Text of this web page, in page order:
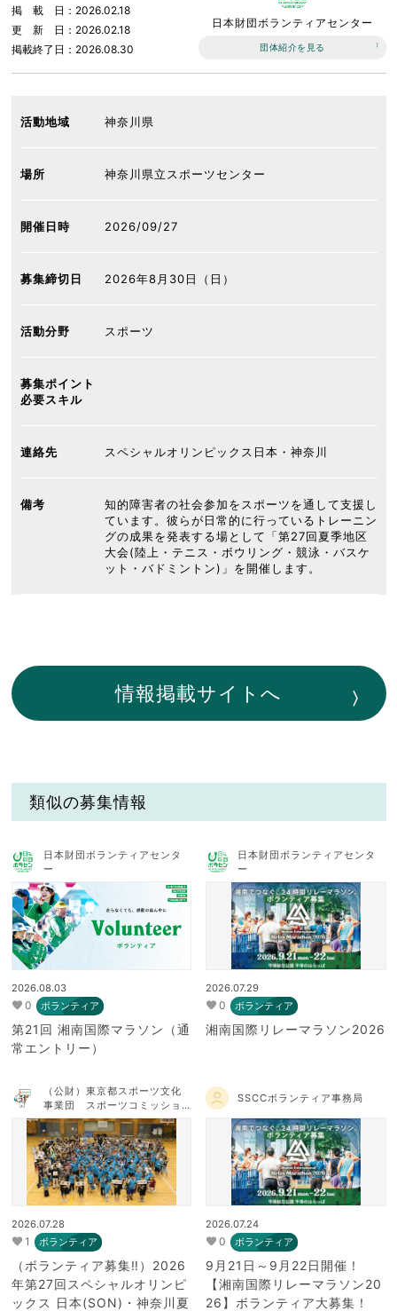
掲載日
2026.02.18
更新日
2026.02.18
掲載終了日
2026.08.30
日本財団ボランティアセンター
団体紹介を見る
活動地域 神奈川県
場所 神奈川県立スポーツセンター
開催日時 2026/09/27
募集締切日 2026年8月30日（日）
活動分野 スポーツ
募集ポイント
必要スキル
連絡先 スペシャルオリンピックス日本・神奈川
備考
知的障害者の社会参加をスポーツを通して支援し
ています。彼らが日常的に行っているトレーニン
グの成果を発表する場として「第27回夏季地区
大会(陸上・テニス・ボウリング・競泳・バスケ
ット・バドミントン)」を開催します。
情報掲載サイトへ
類似の募集情報
日本財団ボランティアセンタ
ー
2026.08.03
0 ボランティア
第21回 湘南国際マラソン（通
常エントリー）
日本財団ボランティアセンタ
ー
2026.07.29
0 ボランティア
湘南国際リレーマラソン2026
（公財）東京都スポーツ文化
事業団 スポーツコミッショ
ンTOKYO
2026.07.28
1 ボランティア
（ボランティア募集‼）2026
年第27回スペシャルオリンピ
ックス 日本(SON)・神奈川夏
SSCCボランティア事務局
2026.07.24
0 ボランティア
9月21日～9月22日開催！
【湘南国際リレーマラソン20
26】ボランティア大募集！